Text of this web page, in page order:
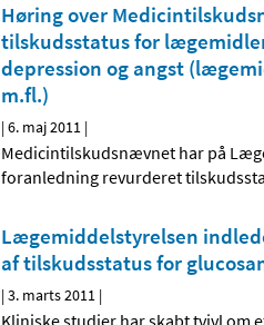
Høring over
tilskudsstatus for
depression og angst
m.fl.)
|6. maj 2011 |
Medicintilskudsnævnet har på
foranledning revurderet
Lægemiddelstyrelsen
af tilskudsstatus for
|3. marts 2011 |